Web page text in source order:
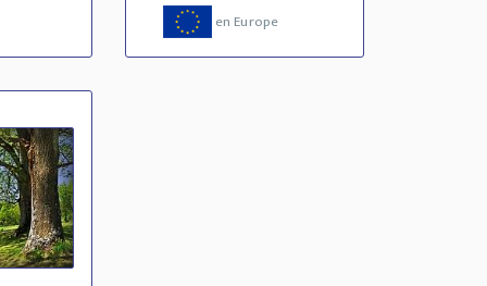
en Europe